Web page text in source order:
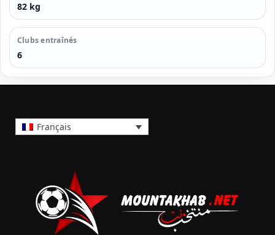
82 kg
Clubs entraînés
6
Français